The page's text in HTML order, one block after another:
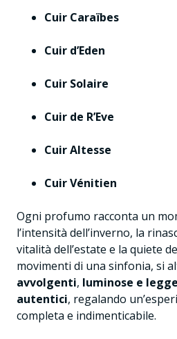
Cuir Caraïbes
Cuir d’Eden
Cuir Solaire
Cuir de R’Eve
Cuir Altesse
Cuir Vénitien
Ogni profumo racconta un
l’intensità dell’inverno, la
vitalità dell’estate e la quiete
movimenti di una sinfonia, si
avvolgenti, luminose e
autentici, regalando
completa e indimenticabile.